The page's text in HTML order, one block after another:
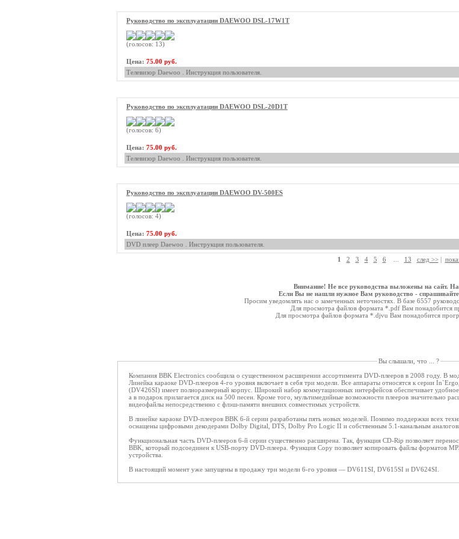
Руководство по эксплуатации DAEWOO DSL-17W1T
(голосов: 13)
Цена: 75.00 руб.
Телевизор Daewoo . Инструкция пользователя.
Руководство по эксплуатации DAEWOO DSL-20D1T
(голосов: 6)
Цена: 75.00 руб.
Телевизор Daewoo . Инструкция пользователя.
Руководство по эксплуатации DAEWOO DV-500ES
(голосов: 4)
Цена: 75.00 руб.
DVD плеер Daewoo . Инструкция пользователя.
1 2 3 4 5 6 13 след >>|
Внимание! Не все руководства выложены на сайт. На
Если Вы не нашли нужное Вам руководство -
Просим уведомлять нас о замеченных неточностях. В базе 6557
Для просмотра файлов формата *.pdf Вам понадобится
Для просмотра файлов формата *.djvu Вам понадобится
Вы слышали, что ... ?
Компания BBK Electronics сообщила о существенном расширении ассортимента DVD-плееров в 2008 году. В
Линейка караоке DVD-плееров 4-го уровня включает в себя три модели. Все аппараты относятся к серии
(DV426SI) имеет полноразмерный корпус. Широкий набор коммутационных интерфейсов обеспечивает
а в подарок прилагается диск на 500 песен. Кроме того, мультимедийные возможности плееров значительно
видеофайлы непосредственно с флэш-памяти внешних совместимых устройств.
В линейке караоке DVD-плееров BBK 6-й серии разработаны пять новых моделей. Помимо поддержки всех
оснащены цифровыми декодерами Dolby Digital, DTS, Dolby Pro Logic II и собственным 5.1-канальным
Функциональная часть DVD-плееров 6-й серии существенно расширена. Так, функция CD-Rip позволяет
BBK, который подсоединен к USB-порту DVD-плеера. Функция Copy позволяет копировать файлы форматов
устройства.
В настоящий момент уже запущены в продажу три модели 6-го уровня — DV611SI, DV615SI и DV624SI.